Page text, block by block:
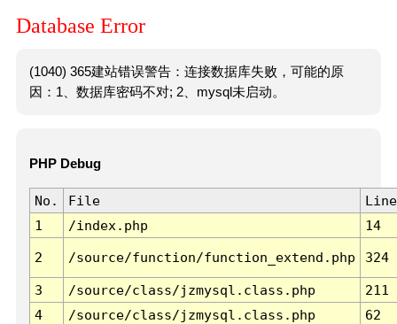
Database Error
(1040) 365建站错误警告：连接数据库失败，可能的原
因：1、数据库密码不对; 2、mysql未启动。
PHP Debug
No. File
Line
1
/index.php 14
2 /source/function/function_extend.php 324
3 /source/class/jzmysql.class.php
211
4
/source/class/jzmysql.class.php
62